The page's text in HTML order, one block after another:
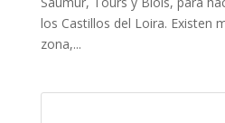
los Castillos del Loira. Existen
zona,...